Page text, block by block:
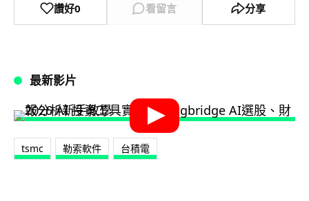
讚好0 看留言 分享
最新影片
tsmc 勒索軟件 台積電